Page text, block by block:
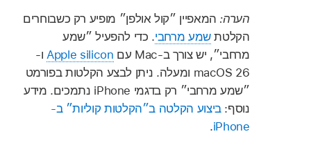
הערה: המאפיין ״קול אולפן״ מופיע רק כשבוחרים
הקלטתשמע מרחבי. כדי להפעיל ״שמע
מרחבי״, יש צורך ב-Mac עם
Apple siliconו-
macOS 26 ומעלה. ניתן לבצע הקלטות בפורמט
״שמע מרחבי״ רק בדגמי iPhone נתמכים. מידע
נוסף:ביצוע הקלטה ב״הקלטות קוליות״ ב-
iPhone
.